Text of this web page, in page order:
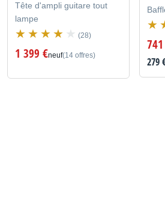
Tête d'ampli guitare tout
lampe
(28)
1 399 €neuf(14 offres) 279